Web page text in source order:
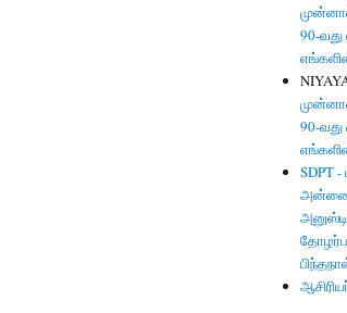
90-
90-
SDPT
அன்னை